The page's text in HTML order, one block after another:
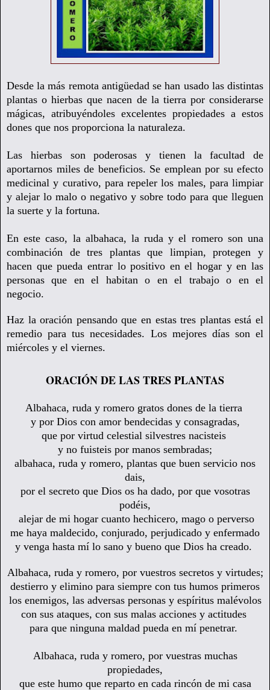
Desde la más remota antigüedad se han usado las distintas
plantas o hierbas que nacen de la tierra por considerarse
mágicas, atribuyéndoles excelentes propiedades a estos
dones que nos proporciona la naturaleza.
Las hierbas son poderosas y tienen la facultad de
aportarnos miles de beneficios. Se emplean por su efecto
medicinal y curativo, para repeler los males, para limpiar
y alejar lo malo o negativo y sobre todo para que lleguen
la suerte y la fortuna.
En este caso, la albahaca, la ruda y el romero son una
combinación de tres plantas que limpian, protegen y
hacen que pueda entrar lo positivo en el hogar y en las
personas que en el habitan o en el trabajo o en el
negocio.
Haz la oración pensando que en estas tres plantas está el
remedio para tus necesidades. Los mejores días son el
miércoles y el viernes.
ORACIÓN DE LAS TRES PLANTAS
Albahaca, ruda y romero gratos dones de la tierra
y por Dios con amor bendecidas y consagradas,
que por virtud celestial silvestres nacisteis
y no fuisteis por manos sembradas;
albahaca, ruda y romero, plantas que buen servicio nos
dais,
por el secreto que Dios os ha dado, por que vosotras
podéis,
alejar de mi hogar cuanto hechicero, mago o perverso
me haya maldecido, conjurado, perjudicado y enfermado
y venga hasta mí lo sano y bueno que Dios ha creado.
Albahaca, ruda y romero, por vuestros secretos y virtudes;
destierro y elimino para siempre con tus humos primeros
los enemigos, las adversas personas y espíritus malévolos
con sus ataques, con sus malas acciones y actitudes
para que ninguna maldad pueda en mí penetrar.
Albahaca, ruda y romero, por vuestras muchas
propiedades,
que este humo que reparto en cada rincón de mi casa